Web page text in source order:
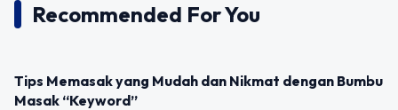
Recommended For You
Tips Memasak yang Mudah dan Nikmat dengan Bumbu
Masak “Keyword”